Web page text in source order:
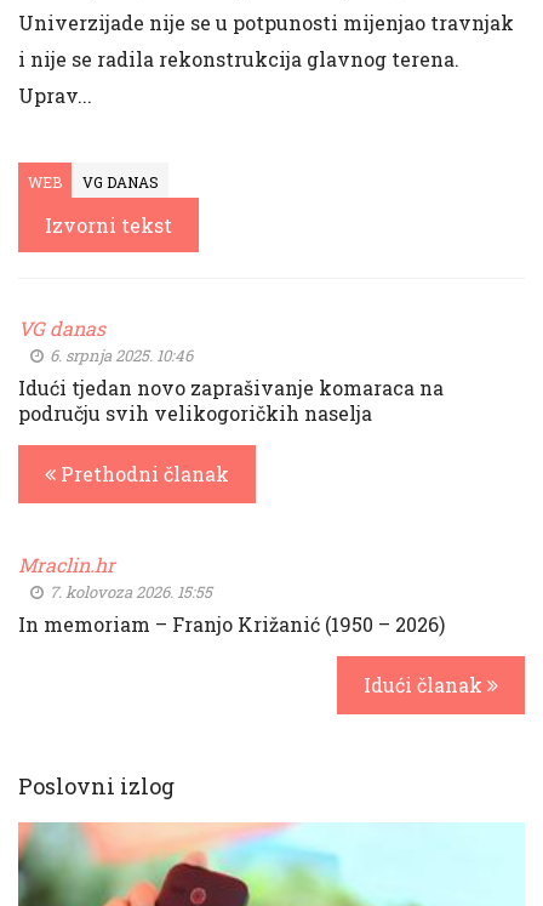
Univerzijade nije se u potpunosti mijenjao travnjak
i nije se radila rekonstrukcija glavnog terena.
Uprav...
WEB VG DANAS
Izvorni tekst
VG danas
6. srpnja 2025. 10:46
Idući tjedan novo zaprašivanje komaraca na
području svih velikogoričkih naselja
Prethodni članak
Mraclin.hr
7. kolovoza 2026. 15:55
In memoriam – Franjo Križanić (1950 – 2026)
Idući članak
Poslovni izlog